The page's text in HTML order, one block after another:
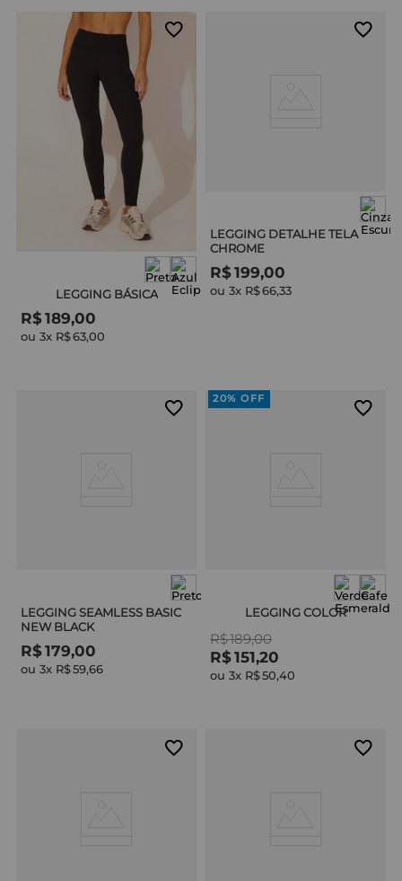
LEGGING BÁSICA
R$189,00
ou 3x R$63,00
LEGGING DETALHE TELA
CHROME
R$199,00
ou 3x R$66,33
LEGGING SEAMLESS BASIC
NEW BLACK
R$179,00
ou 3x R$59,66
20% OFF
LEGGING COLOR
R$189,00
R$151,20
ou 3x R$50,40